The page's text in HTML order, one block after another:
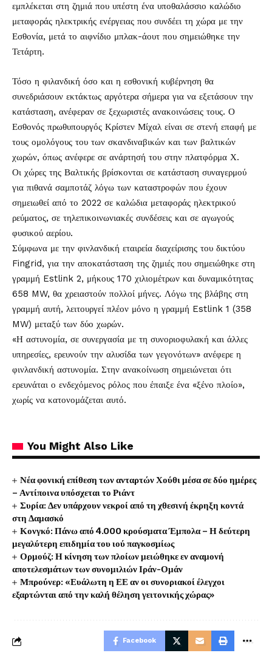
εμπλέκεται στη ζημιά που υπέστη ένα υποθαλάσσιο καλώδιο
μεταφοράς ηλεκτρικής ενέργειας που συνδέει τη χώρα με την
Εσθονία, μετά το αιφνίδιο μπλακ-άουτ που σημειώθηκε την
Τετάρτη.
Τόσο η φιλανδική όσο και η εσθονική κυβέρνηση θα
συνεδριάσουν εκτάκτως αργότερα σήμερα για να εξετάσουν την
κατάσταση, ανέφεραν σε ξεχωριστές ανακοινώσεις τους. Ο
Εσθονός πρωθυπουργός Κρίστεν Μίχαλ είναι σε στενή επαφή με
τους ομολόγους του των σκανδιναβικών και των βαλτικών
χωρών, όπως ανέφερε σε ανάρτησή του στην πλατφόρμα Χ.
Οι χώρες της Βαλτικής βρίσκονται σε κατάσταση συναγερμού
για πιθανά σαμποτάζ λόγω των καταστροφών που έχουν
σημειωθεί από το 2022 σε καλώδια μεταφοράς ηλεκτρικού
ρεύματος, σε τηλεπικοινωνιακές συνδέσεις και σε αγωγούς
φυσικού αερίου.
Σύμφωνα με την φινλανδική εταιρεία διαχείρισης του δικτύου
Fingrid, για την αποκατάσταση της ζημιές που σημειώθηκε στη
γραμμή Estlink 2, μήκους 170 χιλιομέτρων και δυναμικότητας
658 MW, θα χρειαστούν πολλοί μήνες. Λόγω της βλάβης στη
γραμμή αυτή, λειτουργεί πλέον μόνο η γραμμή Estlink 1 (358
MW) μεταξύ των δύο χωρών.
«Η αστυνομία, σε συνεργασία με τη συνοριοφυλακή και άλλες
υπηρεσίες, ερευνούν την αλυσίδα των γεγονότων» ανέφερε η
φινλανδική αστυνομία. Στην ανακοίνωση σημειώνεται ότι
ερευνάται ο ενδεχόμενος ρόλος που έπαιξε ένα «ξένο πλοίο»,
χωρίς να κατονομάζεται αυτό.
You Might Also Like
Νέα φονική επίθεση των ανταρτών Χούθι μέσα σε δύο ημέρες
– Αντίποινα υπόσχεται το Ριάντ
Συρία: Δεν υπάρχουν νεκροί από τη χθεσινή έκρηξη κοντά
στη Δαμασκό
Κονγκό: Πάνω από 4.000 κρούσματα Έμπολα – Η δεύτερη
μεγαλύτερη επιδημία του ιού παγκοσμίως
Ορμούζ: Η κίνηση των πλοίων μειώθηκε εν αναμονή
αποτελεσμάτων των συνομιλιών Ιράν-Ομάν
Μπρούνερ: «Ευάλωτη η ΕΕ αν οι συνοριακοί έλεγχοι
εξαρτώνται από την καλή θέληση γειτονικής χώρας»
Facebook